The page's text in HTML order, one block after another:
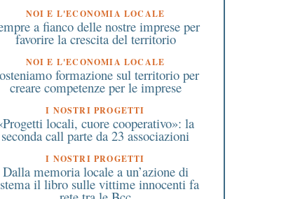
NOI E L'ECONOMIA LOCALE
a fianco delle nostre imprese per
favorire la crescita del territorio
NOI E L'ECONOMIA LOCALE
formazione sul territorio per
creare competenze per le imprese
I NOSTRI PROGETTI
locali, cuore cooperativo»: la
seconda call parte da 23 associazioni
I NOSTRI PROGETTI
Dalla memoria locale a un’azione di
il libro sulle vittime innocenti fa